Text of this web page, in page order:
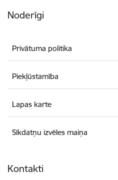
Noderīgi
Privātuma politika
Piekļūstamība
Lapas karte
Sīkdatņu izvēles maiņa
Kontakti